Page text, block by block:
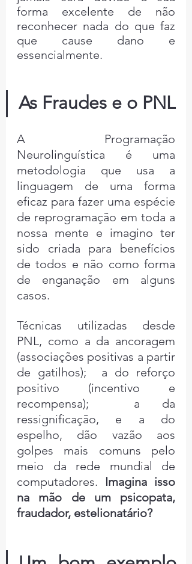
forma excelente de não
reconhecer nada do que faz
que cause dano e
essencialmente.
As Fraudes e o PNL
A Programação
Neurolinguística é uma
metodologia que usa a
linguagem de uma forma
eficaz para fazer uma espécie
de reprogramação em toda a
nossa mente e imagino ter
sido criada para benefícios
de todos e não como forma
de enganação em alguns
casos.
Técnicas utilizadas desde
PNL, como a da ancoragem
(associações positivas a partir
de gatilhos);  a do reforço
positivo (incentivo e
recompensa);  a da
ressignificação, e a do
espelho, dão vazão aos
golpes mais comuns pelo
meio da rede mundial de
computadores. Imagina isso
na mão de um psicopata,
fraudador, estelionatário?